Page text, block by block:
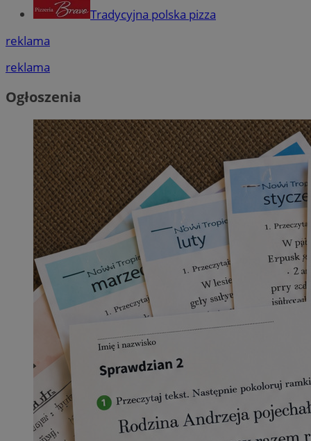
Tradycyjna polska pizza
reklama
reklama
Ogłoszenia